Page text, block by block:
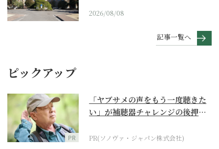
2026/08/08
記事一覧へ
ピックアップ
PR
「ヤブサメの声をもう一度聴きた
い」が補聴器チャレンジの後押し
PR(ソノヴァ・ジャパン株式会社)